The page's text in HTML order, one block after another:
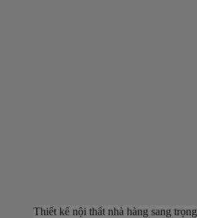
Thiết kế nội thất nhà hàng sang trọng